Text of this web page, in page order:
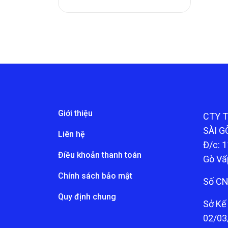
Giới thiệu
Liên hệ
Điều khoản thanh toán
Chính sách bảo mật
Quy định chung
CTY
SÀI
Đ/c:
Gò
Số
Sở
02/